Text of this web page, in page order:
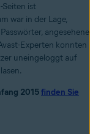
Seiten ist
war in der Lage,
angesehene
Experten konnten
uneingeloggt auf
2015finden Sie